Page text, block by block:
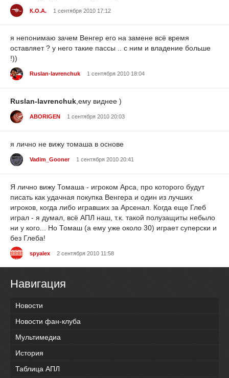
К.О.А. 1 сентября 2010 17:12
я непонимаю зачем Венгер его на замене всё время
оставляет ? у него такие пассы .. с ним и владение больше
!))
Ruslan-lavrenchuk 1 сентября 2010 18:04
Ruslan-lavrenchuk ,ему виднее )
ABORIGEN 1 сентября 2010 20:03
я лично не вижу томаша в основе
Vadim_Gooner 1 сентября 2010 20:41
Я лично вижу Томаша - игроком Арса, про которого будут
писать как удачная покупка Венгера и один из лучших
игроков, когда либо игравших за Арсенал. Когда еще Глеб
играл - я думал, всё АПЛ наш, т.к. такой полузащиты небыло
ни у кого... Но Томаш (а ему уже около 30) играет суперски и
без Глеба!
spyalex 2 сентября 2010 11:58
Навигация
Новости
Новости фан-клуба
Мультимедиа
История
Таблица АПЛ